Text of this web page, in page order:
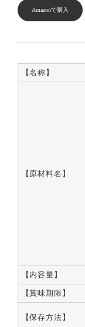
Amazonで購入
【名称】
【原材料名】
【内容量】
【賞味期限】
【保存方法】